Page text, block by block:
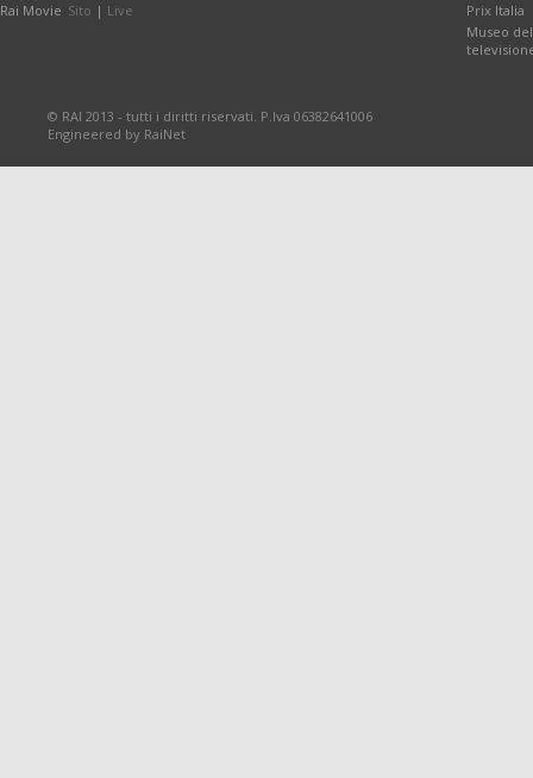
Rai Movie Sito | Live
Prix Italia
Museo
© RAI 2013 - tutti i diritti riservati. P.Iva 06382641006
Engineered by RaiNet